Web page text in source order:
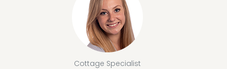
Cottage Specialist